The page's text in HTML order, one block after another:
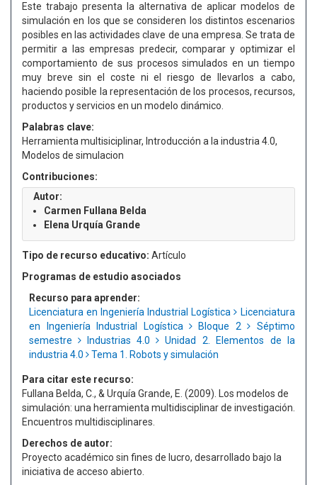
Este trabajo presenta la alternativa de aplicar modelos de
simulación en los que se consideren los distintos escenarios
posibles en las actividades clave de una empresa. Se trata de
permitir a las empresas predecir, comparar y optimizar el
comportamiento de sus procesos simulados en un tiempo
muy breve sin el coste ni el riesgo de llevarlos a cabo,
haciendo posible la representación de los procesos, recursos,
productos y servicios en un modelo dinámico.
Palabras clave:
Herramienta multisiciplinar, Introducción a la industria 4.0,
Modelos de simulacion
Contribuciones:
Autor:
Carmen Fullana Belda
Elena Urquía Grande
Tipo de recurso educativo: Artículo
Programas de estudio asociados
Recurso para aprender:
Licenciatura en Ingeniería Industrial Logística
Licenciatura
en Ingeniería Industrial Logística
Bloque 2
Séptimo
semestre
Industrias 4.0
Unidad 2. Elementos de la
industria 4.0
Tema 1. Robots y simulación
Para citar este recurso:
Fullana Belda, C., & Urquía Grande, E. (2009). Los modelos de
simulación: una herramienta multidisciplinar de investigación.
Encuentros multidisciplinares.
Derechos de autor:
Proyecto académico sin fines de lucro, desarrollado bajo la
iniciativa de acceso abierto.